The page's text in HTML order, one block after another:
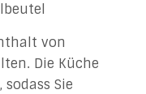
von
Die Küche
Sie